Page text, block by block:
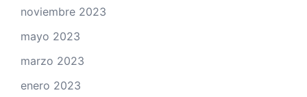
noviembre 2023
mayo 2023
marzo 2023
enero 2023